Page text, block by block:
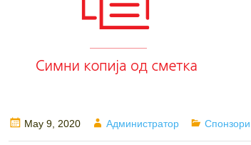
Posted
on
May 9, 2020 Author
Администратор Categories
Спонзори